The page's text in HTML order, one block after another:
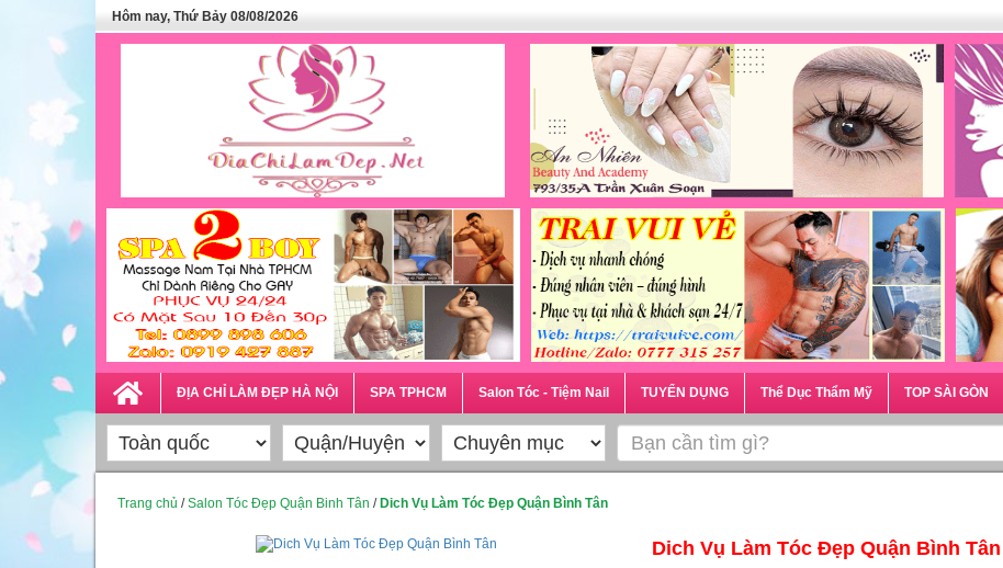
Hôm nay, Thứ Bảy 08/08/2026
ĐỊA CHỈ LÀM ĐẸP HÀ NỘI SPA TPHCM Salon Tóc - Tiệm Nail TUYỂN DỤNG Thể Dục Thẩm Mỹ TOP SÀI GÒN
Trang chủ /Salon Tóc Đẹp Quận Binh Tân / Dich Vụ Làm Tóc Đẹp Quận Bình Tân
Dich Vụ Làm Tóc Đẹp Quận Bình Tân